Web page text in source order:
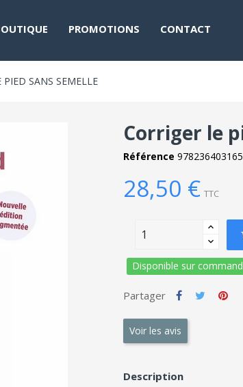
PROMOTIONS CONTACT
PIED SANS SEMELLE
Corriger le
Référence
28,50 € TTC
Disponible sur
Partager
Voir les avis
Description